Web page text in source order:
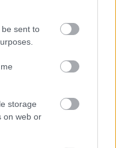
sent to
storage
on web or
egyik francia
a helyszínen,
média
politikai
a Magyar Hang